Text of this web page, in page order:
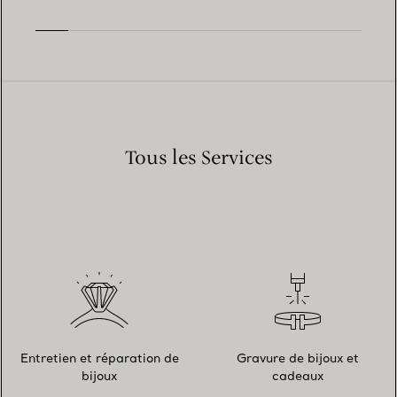
Tous les Services
Entretien et réparation de
bijoux
Gravure de bijoux et
cadeaux